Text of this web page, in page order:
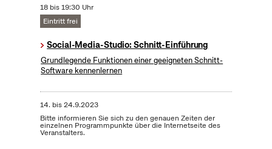
18 bis 19:30 Uhr
Eintritt frei
Social-Media-Studio: Schnitt-Einführung
Grundlegende Funktionen einer geeigneten Schnitt-
Software kennenlernen
14. bis24.9.2023
Bitte informieren Sie sich zu den genauen Zeiten der
einzelnen Programmpunkte über die Internetseite des
Veranstalters.